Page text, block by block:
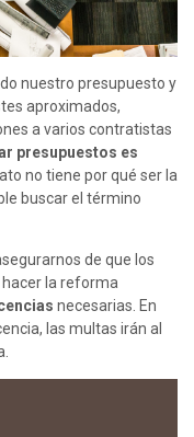
nuestro presupuesto y
aproximados,
a varios contratistas
presupuestos es
no tiene por qué ser la
buscar el término
de que los
la reforma
necesarias. En
las multas irán al